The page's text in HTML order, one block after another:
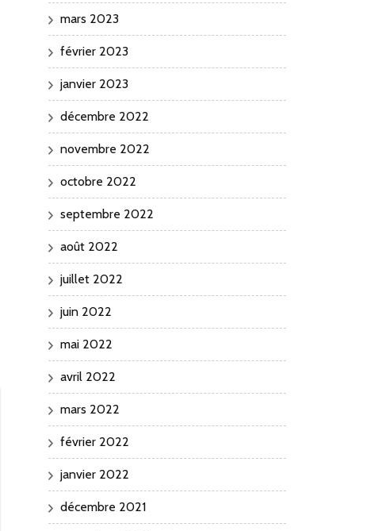
mars 2023
février 2023
janvier 2023
décembre 2022
novembre 2022
octobre 2022
septembre 2022
août 2022
juillet 2022
juin 2022
mai 2022
avril 2022
mars 2022
février 2022
janvier 2022
décembre 2021